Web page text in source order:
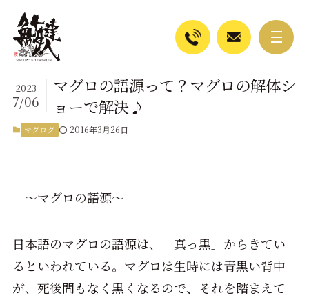
マグロの語源って？マグロの解体シ
ョーで解決♪
2023
7/06
マグログ 2016年3月26日
～マグロの語源～
日本語のマグロの語源は、「真っ黒」からきてい
るといわれている。マグロは生時には青黒い背中
が、死後間もなく黒くなるので、それを踏まえて